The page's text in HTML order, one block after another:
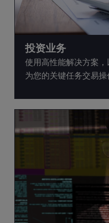
投资业务
使用高性能解决方案，
为您的关键任务交易操